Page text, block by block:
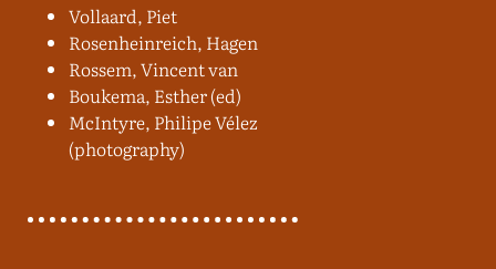
Vollaard, Piet
Rosenheinreich, Hagen
Rossem, Vincent van
Boukema, Esther (ed)
McIntyre, Philipe Vélez
(photography)